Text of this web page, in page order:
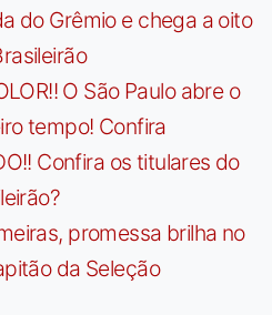
do Grêmio e chega a oito
O São Paulo abre o
tempo! Confira
Confira os titulares do
promessa brilha no
da Seleção